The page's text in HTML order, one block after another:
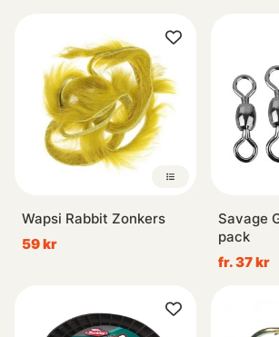
Wapsi Rabbit Zonkers
59 kr
Savage
pack
fr. 37 kr